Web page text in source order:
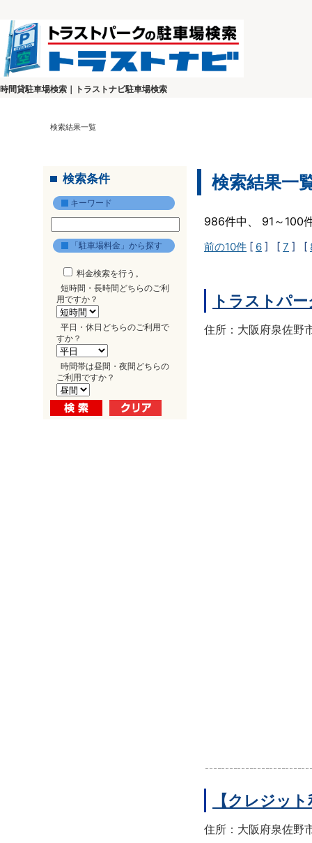
時間貸駐車場検索｜トラストナビ駐車場検索
検索結果一覧
検索条件
キーワード
「駐車場料金」から探す
料金検索を行う。
短時間・長時間どちらのご利
用ですか？
平日・休日どちらのご利用で
すか？
時間帯は昼間・夜間どちらの
ご利用ですか？
検索結果一
986件中、 91～100
前の10件 [ 6 ] [ 7 ] [
トラストパ
住所：大阪府泉佐野
【クレジッ
住所：大阪府泉佐野